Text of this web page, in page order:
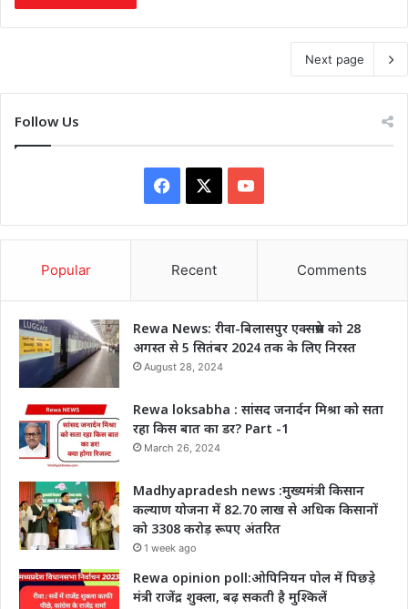
Next page
Follow Us
Facebook YouTube
Popular Recent Comments
Rewa News: रीवा-बिलासपुर एक्सप्रेस को 28
अगस्त से 5 सितंबर 2024 तक के लिए निरस्त
August 28, 2024
Rewa loksabha : सांसद जनार्दन मिश्रा को सता
रहा किस बात का डर? Part -1
March 26, 2024
Madhyapradesh news :मुख्यमंत्री किसान
कल्याण योजना में 82.70 लाख से अधिक किसानों
को 3308 करोड़ रूपए अंतरित
1 week ago
Rewa opinion poll:ओपिनियन पोल में पिछड़े
मंत्री राजेंद्र शुक्ला, बढ़ सकती है मुश्किलें